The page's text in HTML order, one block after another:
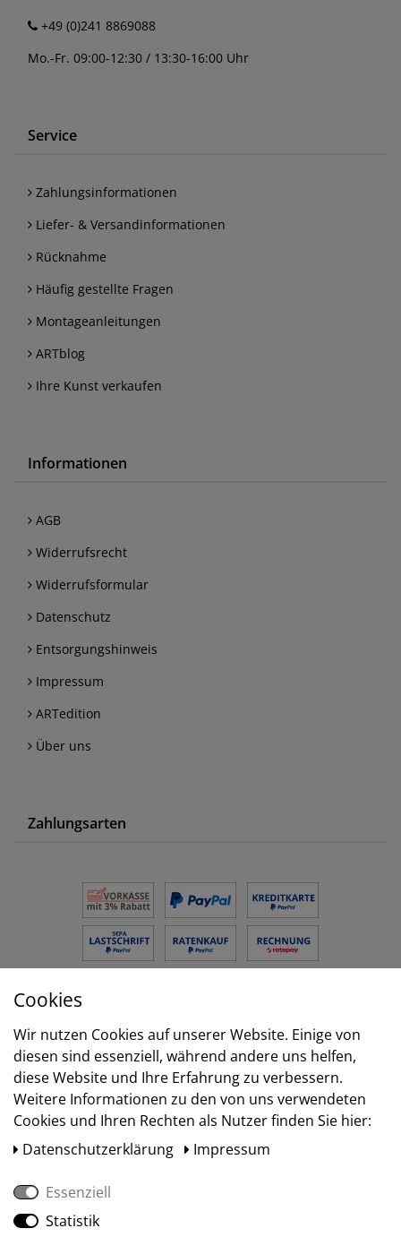
+49 (0)241 8869088
Mo.-Fr. 09:00-12:30 / 13:30-16:00 Uhr
Service
Zahlungsinformationen
Liefer- & Versandinformationen
Rücknahme
Häufig gestellte Fragen
Montageanleitungen
ARTblog
Ihre Kunst verkaufen
Informationen
AGB
Widerrufsrecht
Widerrufsformular
Datenschutz
Entsorgungshinweis
Impressum
ARTedition
Über uns
Zahlungsarten
Versand
Cookies
Wir nutzen Cookies auf unserer Website. Einige von
diesen sind essenziell, während andere uns helfen,
diese Website und Ihre Erfahrung zu verbessern.
Weitere Informationen zu den von uns verwendeten
Cookies und Ihren Rechten als Nutzer finden Sie hier:
Daten­schutz­erklärung
Impressum
Essenziell
Statistik